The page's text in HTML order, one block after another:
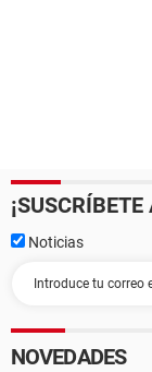
Noticias
NOVEDADES